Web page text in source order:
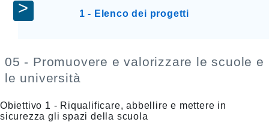
1 - Elenco dei progetti
05 - Promuovere e valorizzare le scuole e
le università
Obiettivo 1 - Riqualificare, abbellire e mettere in
sicurezza gli spazi della scuola